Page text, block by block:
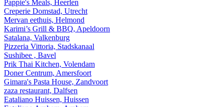
Pappie's Meals, Heerlen
Creperie Domstad, Utrecht
Mervan eethuis, Helmond
Karimi’s Grill & BBQ, Apeldoorn
Satalana, Valkenburg
Pizzeria Vittoria, Stadskanaal
Sushibee , Bavel
Prik Thai Kitchen, Volendam
Doner Centrum, Amersfoort
Gimara's Pasta House, Zandvoort
zaza restaurant, Dalfsen
Eataliano Huissen, Huissen